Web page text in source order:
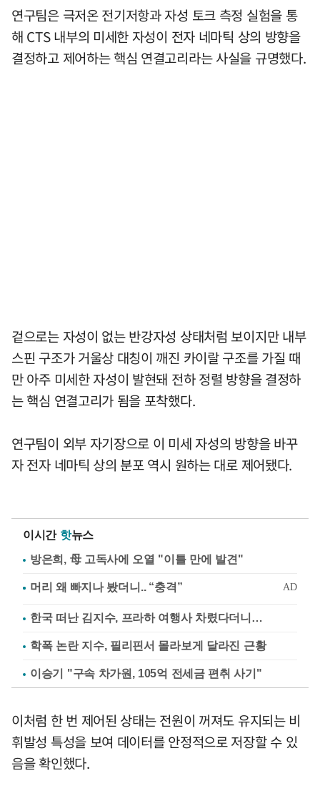
연구팀은 극저온 전기저항과 자성 토크 측정 실험을 통
해 CTS 내부의 미세한 자성이 전자 네마틱 상의 방향을
결정하고 제어하는 핵심 연결고리라는 사실을 규명했다.
겉으로는 자성이 없는 반강자성 상태처럼 보이지만 내부
스핀 구조가 거울상 대칭이 깨진 카이랄 구조를 가질 때
만 아주 미세한 자성이 발현돼 전하 정렬 방향을 결정하
는 핵심 연결고리가 됨을 포착했다.
연구팀이 외부 자기장으로 이 미세 자성의 방향을 바꾸
자 전자 네마틱 상의 분포 역시 원하는 대로 제어됐다.
이시간 핫뉴스
방은희, 母 고독사에 오열 "이틀 만에 발견"
한국 떠난 김지수, 프라하 여행사 차렸다더니…
학폭 논란 지수, 필리핀서 몰라보게 달라진 근황
이승기 "구속 차가원, 105억 전세금 편취 사기"
이처럼 한 번 제어된 상태는 전원이 꺼져도 유지되는 비
휘발성 특성을 보여 데이터를 안정적으로 저장할 수 있
음을 확인했다.